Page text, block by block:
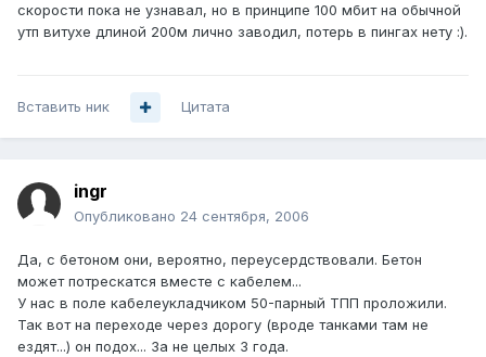
скорости пока не узнавал, но в принципе 100 мбит на обычной
утп витухе длиной 200м лично заводил, потерь в пингах нету :).
Вставить ник Цитата
ingr
Опубликовано 24 сентября, 2006
Да, с бетоном они, вероятно, переусердствовали. Бетон
может потрескатся вместе с кабелем...
У нас в поле кабелеукладчиком 50-парный ТПП проложили.
Так вот на переходе через дорогу (вроде танками там не
ездят...) он подох... За не целых 3 года.